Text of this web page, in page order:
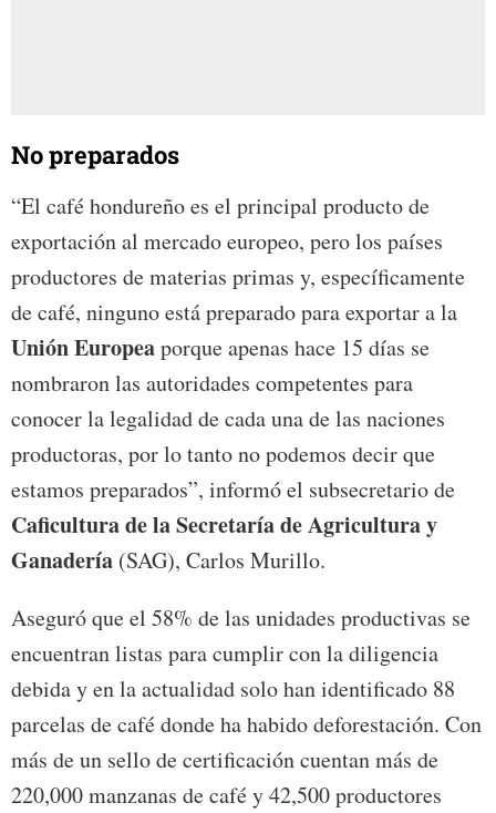
No preparados
“El café hondureño es el principal producto de
exportación al mercado europeo, pero los países
productores de materias primas y, específicamente
de café, ninguno está preparado para exportar a la
Unión Europeaporque apenas hace 15 días se
nombraron las autoridades competentes para
conocer la legalidad de cada una de las naciones
productoras, por lo tanto no podemos decir que
estamos preparados”, informó el subsecretario de
Caficultura de la Secretaría de Agricultura y
Ganadería (SAG), Carlos Murillo.
Aseguró que el 58% de las unidades productivas se
encuentran listas para cumplir con la diligencia
debida y en la actualidad solo han identificado 88
parcelas de café donde ha habido deforestación. Con
más de un sello de certificación cuentan más de
220,000 manzanas de café y 42,500 productores